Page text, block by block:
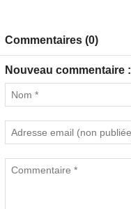
Commentaires (0)
Nouveau commentaire :